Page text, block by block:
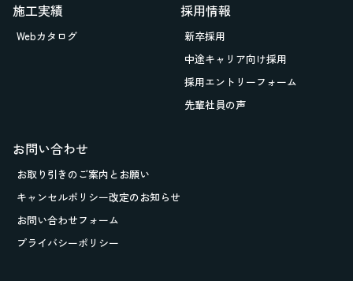
施工実績
Webカタログ
採用情報
新卒採用
中途キャリア向け採用
採用エントリーフォーム
先輩社員の声
お問い合わせ
お取り引きのご案内とお願い
キャンセルポリシー改定のお知らせ
お問い合わせフォーム
プライバシーポリシー